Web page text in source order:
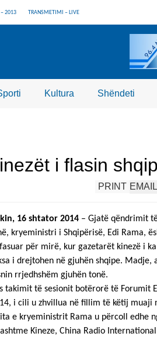
2013 TRANSMETIMI – LIVE
Kultura Shëndeti
i flasin shqip
EMAIL
PRINT
16 shtator 2014 – Gjatë qëndrimit
kryeministri i Shqipërisë, Edi Rama,
për mirë, kur gazetarët kinezë i
i drejtohen në gjuhën shqipe. Madje,
rrjedhshëm gjuhën tonë.
takimit të sesionit botërorë të Forumit
i cili u zhvillua në fillim të këtij muaji
e kryeministrit Rama u përcoll edhe
Kineze, China Radio International